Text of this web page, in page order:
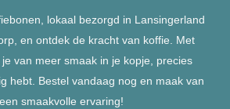
lokaal bezorgd in Lansingerland
en ontdek de kracht van koffie. Met
van meer smaak in je kopje, precies
hebt. Bestel vandaag nog en maak van
smaakvolle ervaring!